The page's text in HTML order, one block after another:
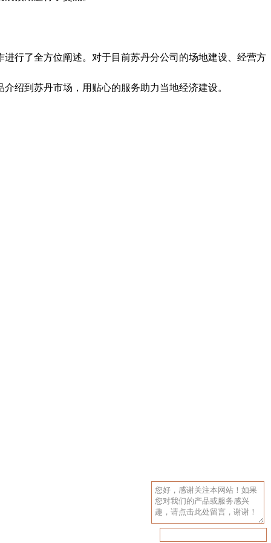
行了全方位阐述。对于目前苏丹分公司的场地建设、经营方
绍到苏丹市场，用贴心的服务助力当地经济建设。